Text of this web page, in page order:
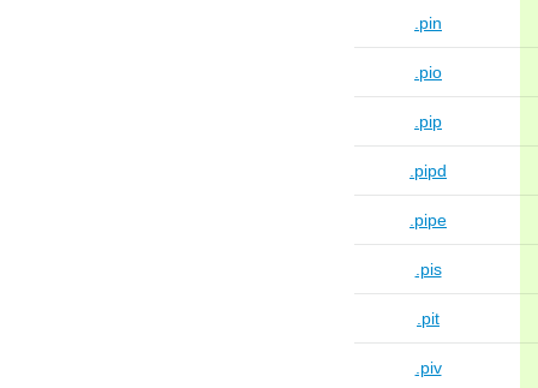
.pin
.pio
.pip
.pipd
.pipe
.pis
.pit
.piv